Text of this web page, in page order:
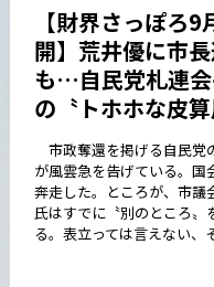
【財界さっぽろ
開】荒井優に市
も…自民党札連
の〝トホホな皮算
市政奪還を掲げる自民党
が風雲急を告げている。国
奔走した。ところが、市議
氏はすでに〝別のところ〟
る。表立っては言えない、